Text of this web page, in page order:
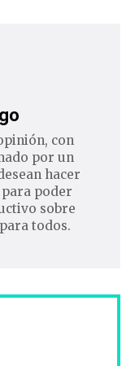
con
por un
hacer
poder
sobre
todos.